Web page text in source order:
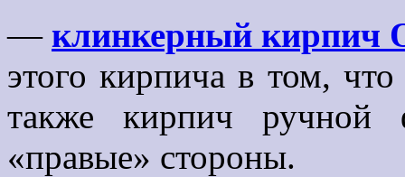
— клинкерный кирпич
этого кирпича в том,
также кирпич ручной
«правые» стороны.